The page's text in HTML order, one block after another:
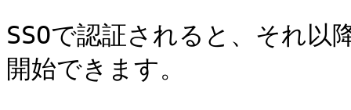
SSOで認証されると、それ以
開始できます。